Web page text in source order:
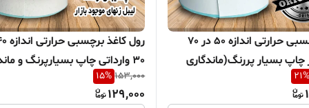
رول برچسبی حرارتی اندازه 50 در 70
چاپ بسیار پررنگ(ماندگاری
)
21%
30 وارداتی چاپ بسیارپرنگ و
چاپ یک ساله
153,000
15%
129,000